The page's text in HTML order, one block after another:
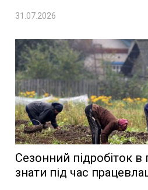
31.07.2026
Сезонний підробіток
знати під час